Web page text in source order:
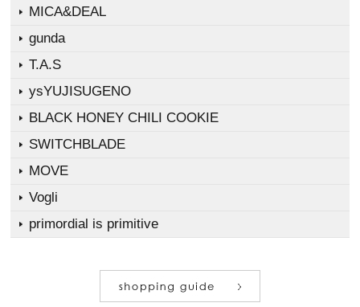
MICA&DEAL
gunda
T.A.S
ysYUJISUGENO
BLACK HONEY CHILI COOKIE
SWITCHBLADE
MOVE
Vogli
primordial is primitive